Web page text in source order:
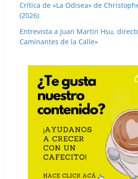
Crítica de «La Odisea» de
(2026)
Entrevista a Juan Martín Hsu,
Caminantes de la Calle»